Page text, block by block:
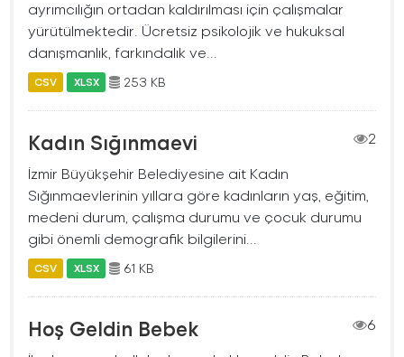
ayrımcılığın ortadan kaldırılması için çalışmalar
yürütülmektedir. Ücretsiz psikolojik ve hukuksal
danışmanlık, farkındalık ve...
CSV XLSX 253 KB
Kadın Sığınmaevi
2
İzmir Büyükşehir Belediyesine ait Kadın
Sığınmaevlerinin yıllara göre kadınların yaş, eğitim,
medeni durum, çalışma durumu ve çocuk durumu
gibi önemli demografik bilgilerini...
CSV XLSX 61 KB
Hoş Geldin Bebek
6